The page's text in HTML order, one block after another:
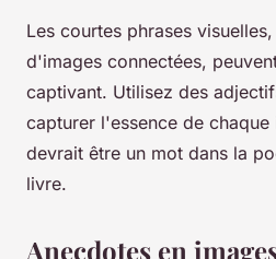
Les courtes phrases
d'images connectées,
captivant. Utilisez des
capturer l'essence de
devrait être un mot dans la
livre.
Anecdotes en